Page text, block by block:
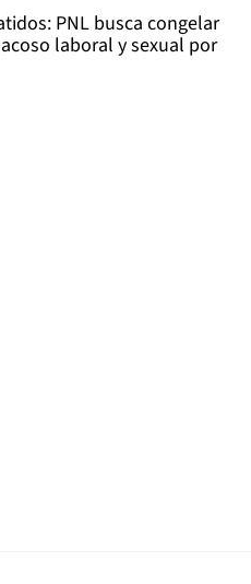
PNL busca congelar
laboral y sexual por